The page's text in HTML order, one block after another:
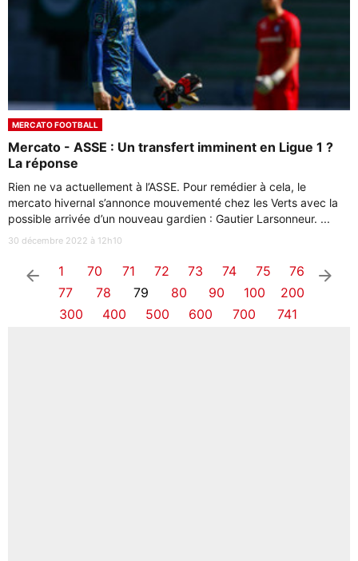
MERCATO FOOTBALL
Mercato - ASSE : Un transfert imminent en Ligue 1 ?
La réponse
Rien ne va actuellement à l’ASSE. Pour remédier à cela, le
mercato hivernal s’annonce mouvementé chez les Verts avec la
possible arrivée d’un nouveau gardien : Gautier Larsonneur. ...
30 décembre 2022 à 12h10
arrow_left 1 70 71 72 73 74 75
76
77
78 79 80 90 100
200
300
400 500 600 700 741
arrow_right